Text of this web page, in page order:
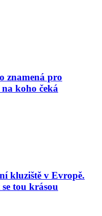
znamená pro
koho čeká
kluziště v Evropě.
tou krásou